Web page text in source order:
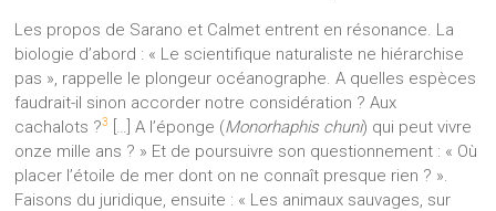
Les propos de Sarano et Calmet entrent en résonance. La
biologie d’abord : « Le scientifique naturaliste ne hiérarchise
pas », rappelle le plongeur océanographe. A quelles espèces
faudrait-il sinon accorder notre considération ? Aux
cachalots ?3 […] A l’éponge (Monorhaphis chuni) qui peut vivre
onze mille ans ? » Et de poursuivre son questionnement : « Où
placer l’étoile de mer dont on ne connaît presque rien ? ».
Faisons du juridique, ensuite : « Les animaux sauvages, sur